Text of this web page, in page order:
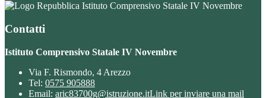
Istituto Comprensivo Statale IV Novembre
Contatti
Istituto Comprensivo Statale IV Novembre
Via F. Rismondo, 4 Arezzo
Tel: 0575 905888
Email: aric83700g@istruzione.itLink per inviare una mail